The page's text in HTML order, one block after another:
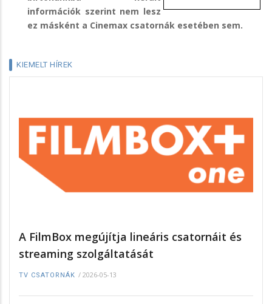
információk szerint nem lesz
ez másként a Cinemax csatornák esetében sem.
KIEMELT HÍREK
A FilmBox megújítja lineáris csatornáit és
streaming szolgáltatását
TV CSATORNÁK / 2026-05-13